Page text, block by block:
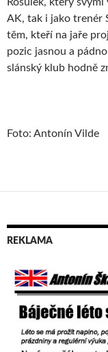
AK, tak i jako trenér
těm, kteří na jaře
pozic jasnou a
slánský klub hodně
Foto: Antonín Vilde
REKLAMA